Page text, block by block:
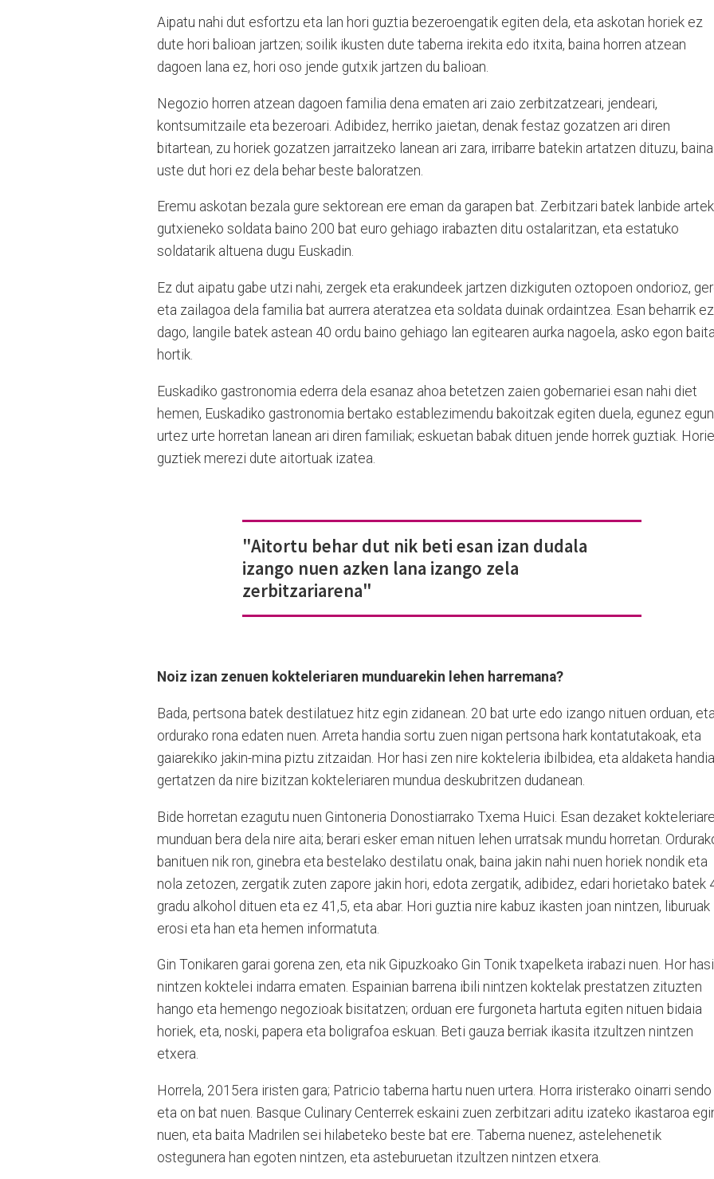
Aipatu nahi dut esfortzu eta lan hori guztia bezeroengatik egiten dela, eta askotan horiek ez
dute hori balioan jartzen; soilik ikusten dute taberna irekita edo itxita, baina horren atzean
dagoen lana ez, hori oso jende gutxik jartzen du balioan.
Negozio horren atzean dagoen familia dena ematen ari zaio zerbitzatzeari, jendeari,
kontsumitzaile eta bezeroari. Adibidez, herriko jaietan, denak festaz gozatzen ari diren
bitartean, zu horiek gozatzen jarraitzeko lanean ari zara, irribarre batekin artatzen dituzu, baina
uste dut hori ez dela behar beste baloratzen.
Eremu askotan bezala gure sektorean ere eman da garapen bat. Zerbitzari batek lanbide
gutxieneko soldata baino 200 bat euro gehiago irabazten ditu ostalaritzan, eta estatuko
soldatarik altuena dugu Euskadin.
Ez dut aipatu gabe utzi nahi, zergek eta erakundeek jartzen dizkiguten oztopoen ondorioz,
eta zailagoa dela familia bat aurrera ateratzea eta soldata duinak ordaintzea. Esan beharrik ez
dago, langile batek astean 40 ordu baino gehiago lan egitearen aurka nagoela, asko egon
hortik.
Euskadiko gastronomia ederra dela esanaz ahoa betetzen zaien gobernariei esan nahi diet
hemen, Euskadiko gastronomia bertako establezimendu bakoitzak egiten duela, egunez
urtez urte horretan lanean ari diren familiak; eskuetan babak dituen jende horrek guztiak.
guztiek merezi dute aitortuak izatea.
"Aitortu behar dut nik beti esan izan dudala
izango nuen azken lana izango zela
zerbitzariarena"
Noiz izan zenuen kokteleriaren munduarekin lehen harremana?
Bada, pertsona batek destilatuez hitz egin zidanean. 20 bat urte edo izango nituen orduan,
ordurako rona edaten nuen. Arreta handia sortu zuen nigan pertsona hark kontatutakoak, eta
gaiarekiko jakin-mina piztu zitzaidan. Hor hasi zen nire kokteleria ibilbidea, eta aldaketa handia
gertatzen da nire bizitzan kokteleriaren mundua deskubritzen dudanean.
Bide horretan ezagutu nuen Gintoneria Donostiarrako Txema Huici. Esan dezaket
munduan bera dela nire aita; berari esker eman nituen lehen urratsak mundu horretan.
banituen nik ron, ginebra eta bestelako destilatu onak, baina jakin nahi nuen horiek nondik eta
nola zetozen, zergatik zuten zapore jakin hori, edota zergatik, adibidez, edari horietako batek
gradu alkohol dituen eta ez 41,5, eta abar. Hori guztia nire kabuz ikasten joan nintzen, liburuak
erosi eta han eta hemen informatuta.
Gin Tonikaren garai gorena zen, eta nik Gipuzkoako Gin Tonik txapelketa irabazi nuen. Hor hasi
nintzen koktelei indarra ematen. Espainian barrena ibili nintzen koktelak prestatzen zituzten
hango eta hemengo negozioak bisitatzen; orduan ere furgoneta hartuta egiten nituen bidaia
horiek, eta, noski, papera eta boligrafoa eskuan. Beti gauza berriak ikasita itzultzen nintzen
etxera.
Horrela, 2015era iristen gara; Patricio taberna hartu nuen urtera. Horra iristerako oinarri sendo
eta on bat nuen. Basque Culinary Centerrek eskaini zuen zerbitzari aditu izateko ikastaroa
nuen, eta baita Madrilen sei hilabeteko beste bat ere. Taberna nuenez, astelehenetik
ostegunera han egoten nintzen, eta asteburuetan itzultzen nintzen etxera.